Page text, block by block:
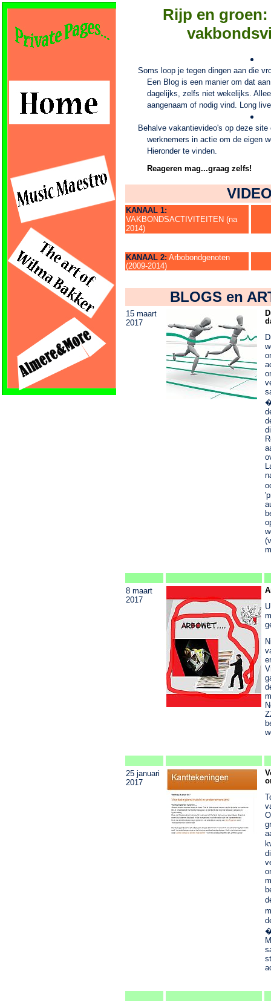
Rijp en
Soms loop je tegen dingen aan die
Een Blog is een manier om dat
dagelijks, zelfs niet wekelijks.
aangenaam of nodig vind. Long
Behalve vakantievideo's op deze
werknemers in actie om de eigen
Hieronder te vinden.
Reageren mag...graag zelfs!
KANAAL 1:
VAKBONDSACTIVITEITEN (na
2014)
KANAAL 2: Arbobondgenoten
(2009-2014)
BLOGS en
15 maart
2017
8 maart
2017
25 januari
2017